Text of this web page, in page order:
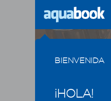
Previous
BIENVENIDA
¡HOLA!